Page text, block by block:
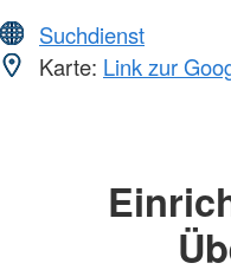
Suchdienst
Karte: Link zur